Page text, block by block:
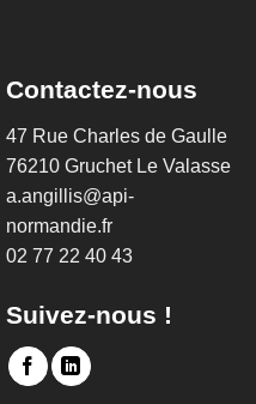
Contactez-nous
47 Rue Charles de Gaulle
76210 Gruchet Le Valasse
a.angillis@api-
normandie.fr
02 77 22 40 43
Suivez-nous !